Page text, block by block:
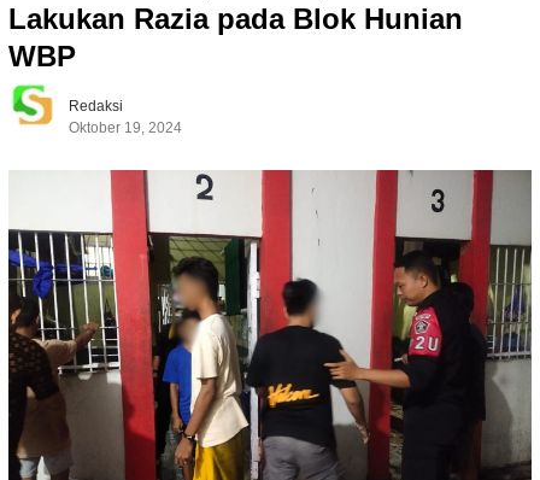
Lakukan Razia pada Blok Hunian
WBP
Redaksi
Oktober 19, 2024